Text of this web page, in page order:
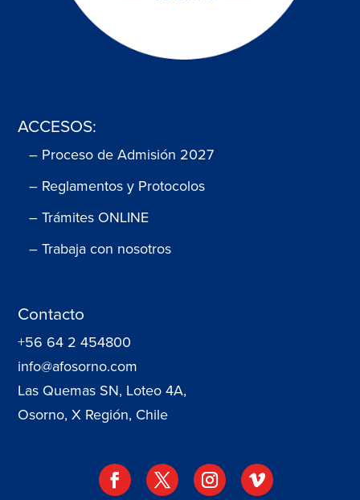
ACCESOS:
– Proceso de Admisión 2027
– Reglamentos y Protocolos
– Trámites ONLINE
– Trabaja con nosotros
Contacto
+56 64 2 454800
info@afosorno.com
Las Quemas SN, Loteo 4A,
Osorno, X Región, Chile